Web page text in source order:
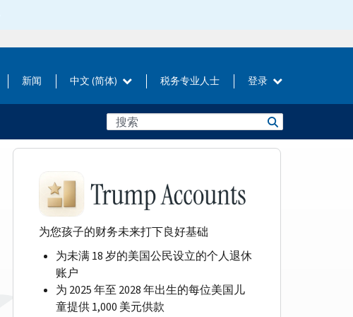
新闻 中文 (简体) 税务专业人士 登录
为您孩子的财务未来打下良好基础
为未满 18 岁的美国公民设立的个人退休
账户
为 2025 年至 2028 年出生的每位美国儿
童提供 1,000 美元供款